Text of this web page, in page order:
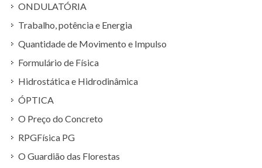
ONDULATÓRIA
Trabalho, potência e Energia
Quantidade de Movimento e Impulso
Formulário de Física
Hidrostática e Hidrodinâmica
ÓPTICA
O Preço do Concreto
RPGFísica PG
O Guardião das Florestas